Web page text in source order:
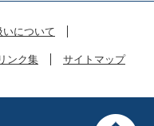
について
リンク集 サイトマップ